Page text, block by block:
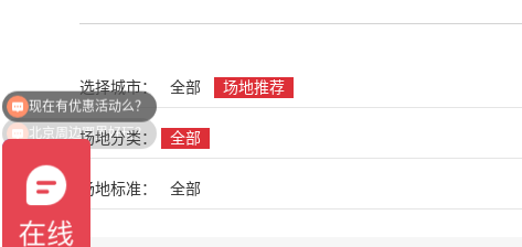
选择城市： 全部 场地推荐
场地分类： 全部
场地标准： 全部
北京周边哪里好玩？